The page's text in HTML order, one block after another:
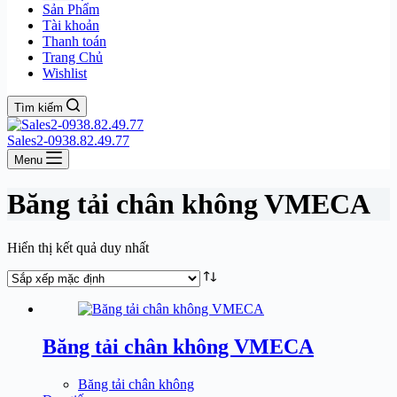
Sản Phẩm
Tài khoản
Thanh toán
Trang Chủ
Wishlist
Tìm kiếm
Sales2-0938.82.49.77
Menu
Băng tải chân không VMECA
Hiển thị kết quả duy nhất
Băng tải chân không VMECA
Băng tải chân không